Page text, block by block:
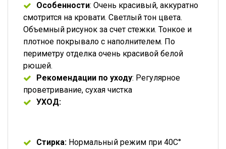
Особенности: Очень красивый, аккуратно
смотрится на кровати. Светлый тон цвета.
Объемный рисунок за счет стежки. Тонкое и
плотное покрывало с наполнителем. По
периметру отделка очень красивой белой
рюшей.
Рекомендации по уходу: Регулярное
проветривание, сухая чистка
УХОД:
Стирка: Нормальный режим при 40C°